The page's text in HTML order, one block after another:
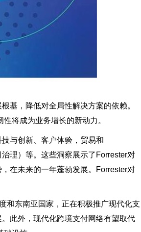
，降低对全局性解决方案的依赖。
将成为业务增长的新动力。
与创新、客户体验，贸易和
理）等。这些洞察展示了Forrester对
在未来的一年蓬勃发展。Forrester对
和东南亚国家，正在积极推广现代化支
此外，现代化跨境支付网络有望取代